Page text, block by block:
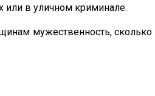
или в уличном криминале.
мужественность, сколько